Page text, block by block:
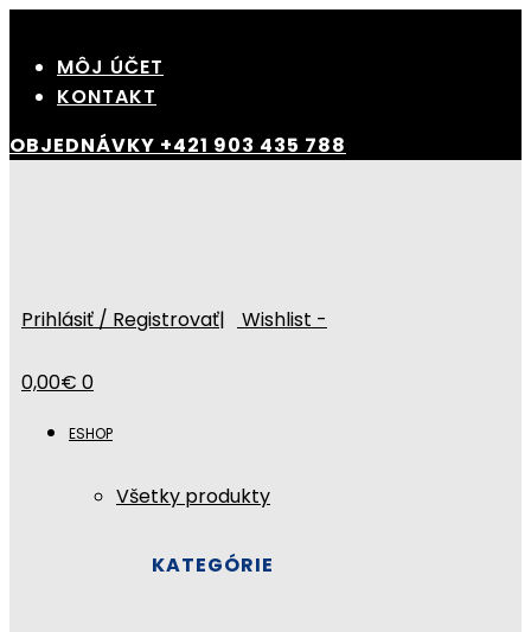
content
MÔJ ÚČET
KONTAKT
OBJEDNÁVKY +421 903 435 788
Prihlásiť / Registrovať| Wishlist -
0,00€ 0
ESHOP
Všetky produkty
KATEGÓRIE